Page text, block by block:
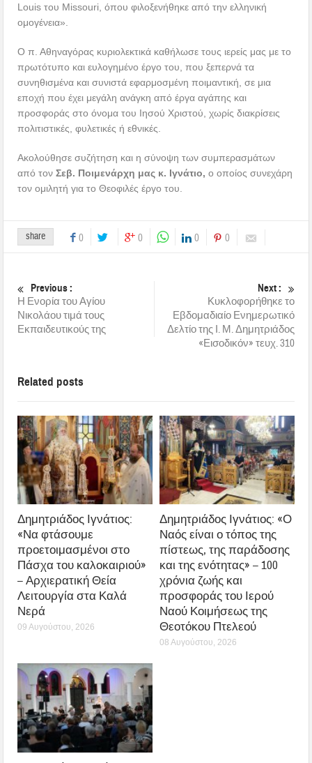
Louis του Missouri, όπου φιλοξενήθηκε από την ελληνική
ομογένεια».
Ο π. Αθηναγόρας κυριολεκτικά καθήλωσε τους ιερείς μας με το
πρωτότυπο και ευλογημένο έργο του, που ξεπερνά τα
συνηθισμένα και συνιστά εφαρμοσμένη ποιμαντική, σε μια
εποχή που έχει μεγάλη ανάγκη από έργα αγάπης και
προσφοράς στο όνομα του Ιησού Χριστού, χωρίς διακρίσεις
πολιτιστικές, φυλετικές ή εθνικές.
Ακολούθησε συζήτηση και η σύνοψη των συμπερασμάτων
από τον Σεβ. Ποιμενάρχη μας κ. Ιγνάτιο,ο οποίος συνεχάρη
τον ομιλητή για το Θεοφιλές έργο του.
share 0 0 0 0
Previous :
Η Ενορία του Αγίου
Νικολάου τιμά τους
Εκπαιδευτικούς της
Next :
Κυκλοφορήθηκε το
Εβδομαδιαίο Ενημερωτικό
Δελτίο της Ι. Μ. Δημητριάδος
«Εισοδικόν» τευχ. 310
Related posts
Δημητριάδος Ιγνάτιος:
«Να φτάσουμε
προετοιμασμένοι στο
Πάσχα του καλοκαιριού»
– Αρχιερατική Θεία
Λειτουργία στα Καλά
Νερά
09 Αυγούστου, 2026
Δημητριάδος Ιγνάτιος: «Ο
Ναός είναι ο τόπος της
πίστεως, της παράδοσης
και της ενότητας» – 100
χρόνια ζωής και
προσφοράς του Ιερού
Ναού Κοιμήσεως της
Θεοτόκου Πτελεού
08 Αυγούστου, 2026